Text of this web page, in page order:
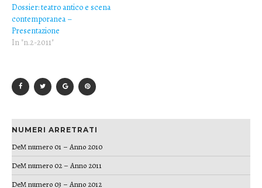
Dossier: teatro antico e scena
contemporanea –
Presentazione
In "n.2-2011"
NUMERI ARRETRATI
DeM numero 01 – Anno 2010
DeM numero 02 – Anno 2011
DeM numero 03 – Anno 2012